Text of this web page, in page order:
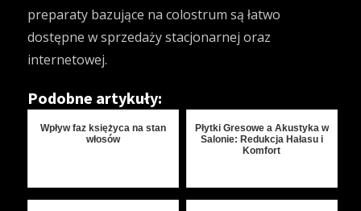
preparaty bazujące na colostrum są łatwo
dostępne w sprzedaży stacjonarnej oraz
internetowej.
Podobne artykuły:
Wpływ faz księżyca na stan
włosów
Płytki Gresowe a Akustyka w
Salonie: Redukcja Hałasu i
Komfort